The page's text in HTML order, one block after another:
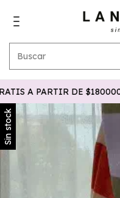
A PARTIR DE $180000
Sin stock